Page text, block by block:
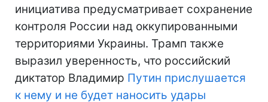
инициатива предусматривает сохранение
контроля России над оккупированными
территориями Украины. Трамп также
выразил уверенность, что российский
диктатор Владимир Путин прислушается
к нему и не будет наносить удары